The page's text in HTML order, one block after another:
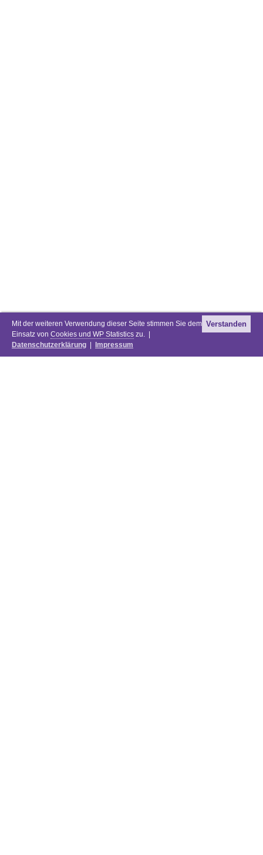
Mit der weiteren Verwendung dieser Seite stimmen Sie dem
Einsatz von Cookies und WP Statistics zu. |
Datenschutzerklärung
Impressum
Verstanden